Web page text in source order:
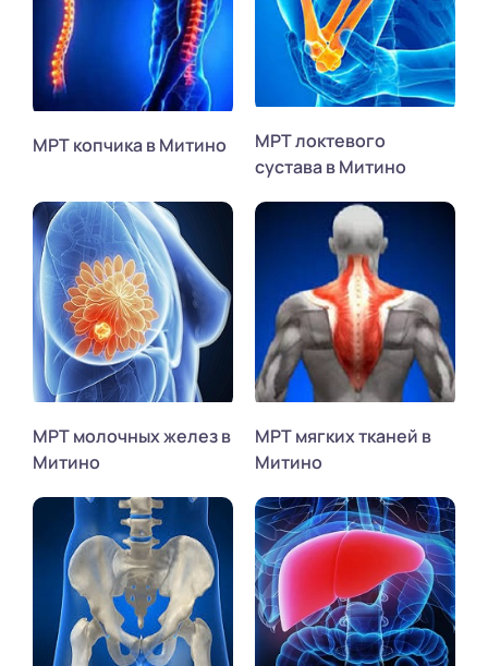
МРТ копчика в Митино
МРТ локтевого
сустава в Митино
МРТ молочных желез в
Митино
МРТ мягких тканей в
Митино